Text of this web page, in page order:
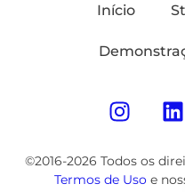
Início
©2016-2026 Todos os
Termos de Usoe